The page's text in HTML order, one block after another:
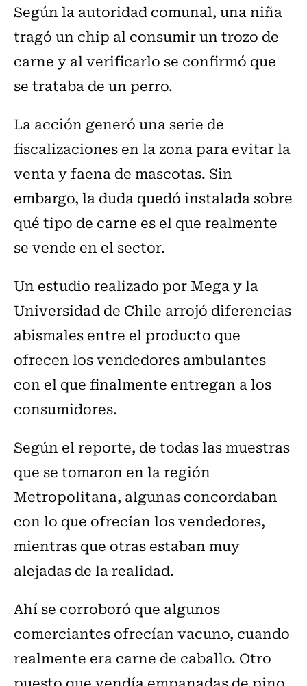
Según la autoridad comunal, una niña
tragó un chip al consumir un trozo de
carne y al verificarlo se confirmó que
se trataba de un perro.
La acción generó una serie de
fiscalizaciones en la zona para evitar la
venta y faena de mascotas. Sin
embargo, la duda quedó instalada sobre
qué tipo de carne es el que realmente
se vende en el sector.
Un estudio realizado por Mega y la
Universidad de Chile arrojó diferencias
abismales entre el producto que
ofrecen los vendedores ambulantes
con el que finalmente entregan a los
consumidores.
Según el reporte, de todas las muestras
que se tomaron en la región
Metropolitana, algunas concordaban
con lo que ofrecían los vendedores,
mientras que otras estaban muy
alejadas de la realidad.
Ahí se corroboró que algunos
comerciantes ofrecían vacuno, cuando
realmente era carne de caballo. Otro